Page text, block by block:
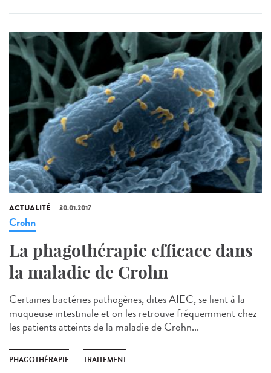
ACTUALITÉ 30.01.2017
Crohn
La phagothérapie efficace dans
la maladie de Crohn
Certaines bactéries pathogènes, dites AIEC, se lient à la
muqueuse intestinale et on les retrouve fréquemment chez
les patients atteints de la maladie de Crohn...
PHAGOTHÉRAPIE TRAITEMENT